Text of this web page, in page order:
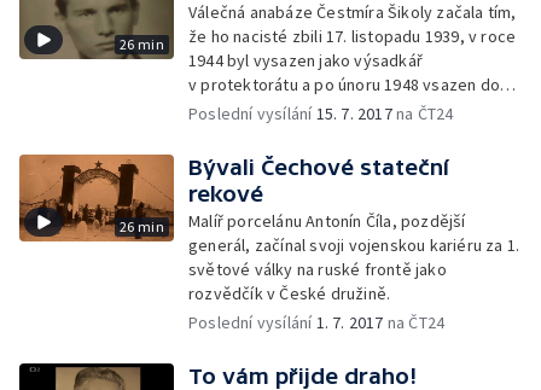
26 min
Válečná anabáze Čestmíra Šikoly začala tím,
že ho nacisté zbili 17. listopadu 1939, v roce
1944 byl vysazen jako výsadkář
v protektorátu a po únoru 1948 vsazen do
vězení.
Poslední vysílání15. 7. 2017na ČT24
26 min
Bývali Čechové stateční
rekové
Malíř porcelánu Antonín Číla, pozdější
generál, začínal svoji vojenskou kariéru za 1.
světové války na ruské frontě jako
rozvědčík v České družině.
Poslední vysílání1. 7. 2017 na ČT24
To vám přijde draho!